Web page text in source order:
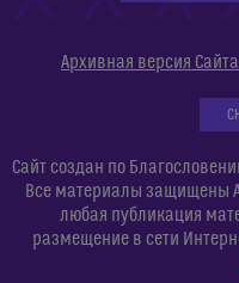
Архивная версия Сайта
Сайт создан по
Все материалы защищены
любая публикация
размещение в сети